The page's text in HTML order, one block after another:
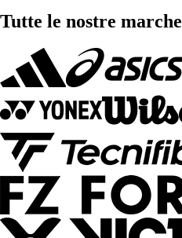
Tutte le nostre marche